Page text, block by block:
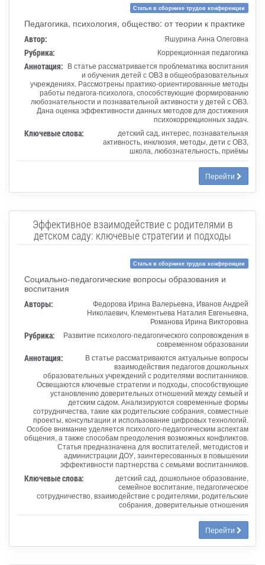
Статья в сборнике трудов конференции
Педагогика, психология, общество: от теории к практике
Автор: Яшурина Анна Олеговна
Рубрика: Коррекционная педагогика
Аннотация: В статье рассматривается проблематика воспитания
и обучения детей с ОВЗ в общеобразовательных
учреждениях. Рассмотрены практико-ориентированные методы
работы педагога-психолога, способствующие формированию
любознательности и познавательной активности у детей с ОВЗ.
Дана оценка эффективности данных методов для достижения
психокоррекционных задач.
Ключевые слова:
детский сад, интерес, познавательная
активность, инклюзия, методы, дети с ОВЗ,
школа, любознательность, приёмы
Перейти
Эффективное взаимодействие с родителями в
детском саду: ключевые стратегии и подходы
Статья в сборнике трудов конференции
Социально-педагогические вопросы образования и
воспитания
Авторы:
Федорова Ирина Валерьевна, Иванов Андрей
Николаевич, Клементьева Наталия Евгеньевна,
Романова Ирина Викторовна
Рубрика:
Развитие психолого-педагогического сопровождения в
современном образовании
Аннотация:
В статье рассматриваются актуальные вопросы
взаимодействия педагогов дошкольных
образовательных учреждений с родителями воспитанников.
Освещаются ключевые стратегии и подходы, способствующие
установлению доверительных отношений между семьей и
детским садом. Анализируются современные формы
сотрудничества, такие как родительские собрания, совместные
проекты, консультации и использование цифровых технологий.
Особое внимание уделяется психолого-педагогическим аспектам
общения, а также способам преодоления возможных конфликтов.
Статья предназначена для воспитателей, методистов и
администрации ДОУ, заинтересованных в повышении
эффективности партнерства с семьями воспитанников.
Ключевые слова:
детский сад, дошкольное образование,
семейное воспитание, педагогическое
сотрудничество, взаимодействие с родителями, родительские
собрания, доверительные отношения
Перейти